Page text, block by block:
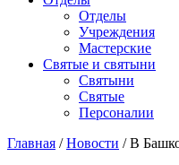
Отделы
Учреждения
Мастерские
Святые и святыни
Cвятыни
Cвятые
Персоналии
Главная /Новости /В